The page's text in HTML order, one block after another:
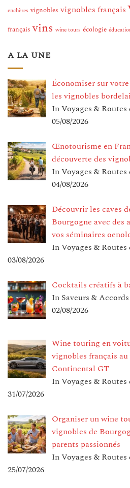
enchères vignobles vignobles français
français vins wine tours écologie
A LA UNE
Économiser sur
les vignobles
In Voyages & Routes
05/08/2026
Œnotourisme en
découverte des
In Voyages & Routes
04/08/2026
Découvrir les caves
Bourgogne avec des
vos séminaires
In Voyages & Routes
03/08/2026
Cocktails créatifs à
In Saveurs & Accords
02/08/2026
Wine touring en
vignobles français
Continental GT
In Voyages & Routes
31/07/2026
Organiser un wine
vignobles de
parents passionnés
In Voyages & Routes
25/07/2026